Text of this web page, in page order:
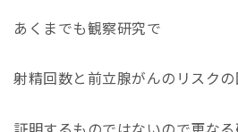
あくまでも観察研究で
射精回数と前立腺がんのリスク